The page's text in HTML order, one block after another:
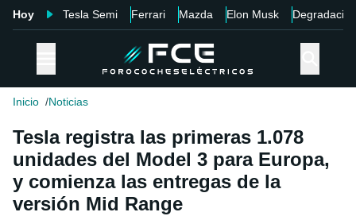
Hoy Tesla Semi Ferrari Mazda Elon Musk Degradación
Inicio Noticias
Tesla registra las primeras 1.078
unidades del Model 3 para Europa,
y comienza las entregas de la
versión Mid Range